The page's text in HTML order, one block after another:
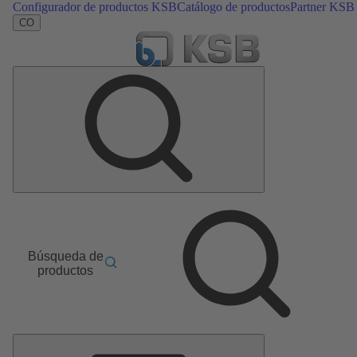
Configurador de productos KSBCatálogo de productosPartner KSB
CO
Búsqueda de
productos